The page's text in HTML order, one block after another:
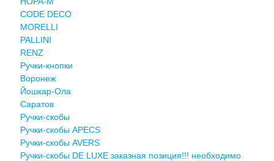
CODE DECO
MORELLI
PALLINI
RENZ
Ручки-кнопки
Воронеж
Йошкар-Ола
Саратов
Ручки-скобы
Ручки-скобы APECS
Ручки-скобы AVERS
Ручки-скобы DE LUXE заказная позиция!!! необходимо